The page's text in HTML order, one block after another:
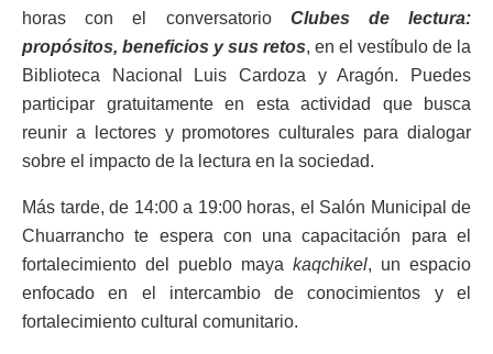
horas con el conversatorio Clubes de lectura:
propósitos, beneficios y sus retos, en el vestíbulo de la
Biblioteca Nacional Luis Cardoza y Aragón. Puedes
participar gratuitamente en esta actividad que busca
reunir a lectores y promotores culturales para dialogar
sobre el impacto de la lectura en la sociedad.
Más tarde, de 14:00 a 19:00 horas, el Salón Municipal de
Chuarrancho te espera con una capacitación para el
fortalecimiento del pueblo maya kaqchikel, un espacio
enfocado en el intercambio de conocimientos y el
fortalecimiento cultural comunitario.